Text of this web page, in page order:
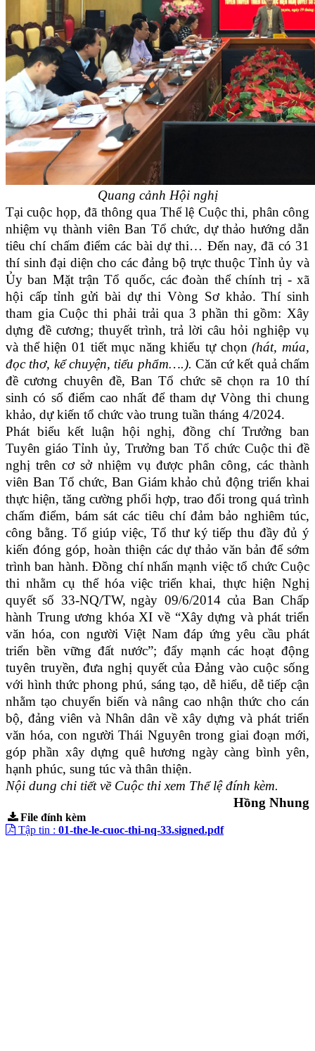
Quang cảnh Hội nghị
Tại cuộc họp, đã thông qua Thể lệ Cuộc thi, phân công
nhiệm vụ thành viên Ban Tổ chức, dự thảo hướng dẫn
tiêu chí chấm điểm các bài dự thi… Đến nay, đã có 31
thí sinh đại diện cho các đảng bộ trực thuộc Tỉnh ủy và
Ủy ban Mặt trận Tổ quốc, các đoàn thể chính trị - xã
hội cấp tỉnh gửi bài dự thi Vòng Sơ khảo. Thí sinh
tham gia Cuộc thi phải trải qua 3 phần thi gồm: Xây
dựng đề cương; thuyết trình, trả lời câu hỏi nghiệp vụ
và thể hiện 01 tiết mục năng khiếu tự chọn(hát, múa,
đọc thơ, kể chuyện, tiểu phẩm….). Căn cứ kết quả chấm
đề cương chuyên đề, Ban Tổ chức sẽ chọn ra 10 thí
sinh có số điểm cao nhất để tham dự Vòng thi chung
khảo, dự kiến tổ chức vào trung tuần tháng 4/2024.
Phát biểu kết luận hội nghị, đồng chí Trưởng ban
Tuyên giáo Tỉnh ủy, Trưởng ban Tổ chức Cuộc thi đề
nghị trên cơ sở nhiệm vụ được phân công, các thành
viên Ban Tổ chức, Ban Giám khảo chủ động triển khai
thực hiện, tăng cường phối hợp, trao đổi trong quá trình
chấm điểm, bám sát các tiêu chí đảm bảo nghiêm túc,
công bằng. Tổ giúp việc, Tổ thư ký tiếp thu đầy đủ ý
kiến đóng góp, hoàn thiện các dự thảo văn bản để sớm
trình ban hành. Đồng chí nhấn mạnh việc tổ chức Cuộc
thi nhằm cụ thể hóa việc triển khai, thực hiện Nghị
quyết số 33-NQ/TW, ngày 09/6/2014 của Ban Chấp
hành Trung ương khóa XI về “Xây dựng và phát triển
văn hóa, con người Việt Nam đáp ứng yêu cầu phát
triển bền vững đất nước”; đẩy mạnh các hoạt động
tuyên truyền, đưa nghị quyết của Đảng vào cuộc sống
với hình thức phong phú, sáng tạo, dễ hiểu, dễ tiếp cận
nhằm tạo chuyển biến và nâng cao nhận thức cho cán
bộ, đảng viên và Nhân dân về xây dựng và phát triển
văn hóa, con người Thái Nguyên trong giai đoạn mới,
góp phần xây dựng quê hương ngày càng bình yên,
hạnh phúc, sung túc và thân thiện.
Nội dung chi tiết về Cuộc thi xem Thể lệ đính kèm.
Hồng Nhung
File đính kèm
Tập tin : 01-the-le-cuoc-thi-nq-33.signed.pdf